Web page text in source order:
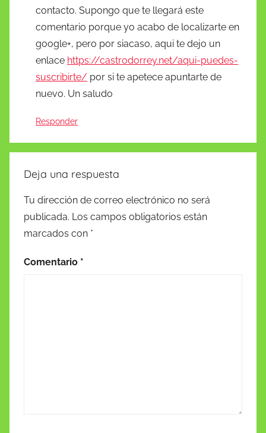
contacto. Supongo que te llegará este
comentario porque yo acabo de localizarte en
google+, pero por siacaso, aqui te dejo un
enlace https://castrodorrey.net/aqui-puedes-
suscribirte/ por si te apetece apuntarte de
nuevo. Un saludo
Responder
Deja una respuesta
Tu dirección de correo electrónico no será
publicada. Los campos obligatorios están
marcados con *
Comentario *